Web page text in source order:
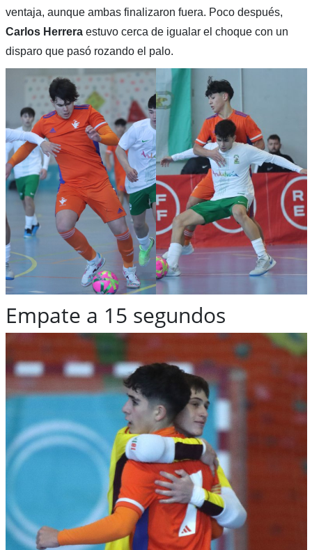
ventaja, aunque ambas finalizaron fuera. Poco después,
Carlos Herreraestuvo cerca de igualar el choque con un
disparo que pasó rozando el palo.
Empate a 15 segundos